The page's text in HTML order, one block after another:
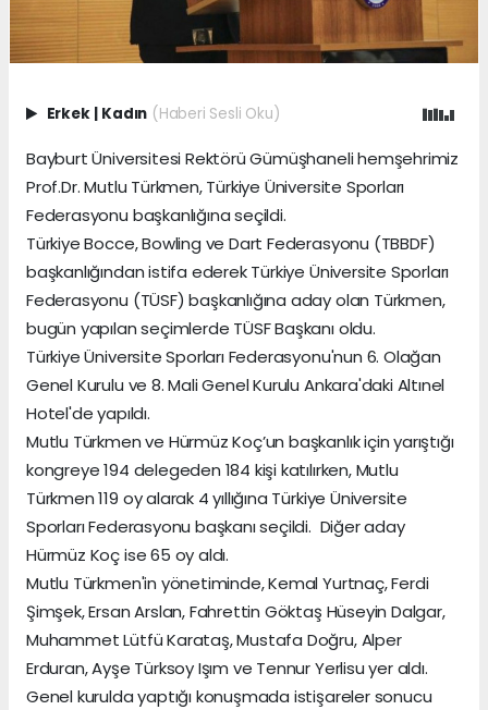
Erkek | Kadın (Haberi Sesli Oku)
Bayburt Üniversitesi Rektörü Gümüşhaneli hemşehrimiz
Prof.Dr. Mutlu Türkmen, Türkiye Üniversite Sporları
Federasyonu başkanlığına seçildi.
Türkiye Bocce, Bowling ve Dart Federasyonu (TBBDF)
başkanlığından istifa ederek Türkiye Üniversite Sporları
Federasyonu (TÜSF) başkanlığına aday olan Türkmen,
bugün yapılan seçimlerde TÜSF Başkanı oldu.
Türkiye Üniversite Sporları Federasyonu'nun 6. Olağan
Genel Kurulu ve 8. Mali Genel Kurulu Ankara'daki Altınel
Hotel'de yapıldı.
Mutlu Türkmen ve Hürmüz Koç’un başkanlık için yarıştığı
kongreye 194 delegeden 184 kişi katılırken, Mutlu
Türkmen 119 oy alarak 4 yıllığına Türkiye Üniversite
Sporları Federasyonu başkanı seçildi. Diğer aday
Hürmüz Koç ise 65 oy aldı.
Mutlu Türkmen'in yönetiminde, Kemal Yurtnaç, Ferdi
Şimşek, Ersan Arslan, Fahrettin Göktaş Hüseyin Dalgar,
Muhammet Lütfü Karataş, Mustafa Doğru, Alper
Erduran, Ayşe Türksoy Işım ve Tennur Yerlisu yer aldı.
Genel kurulda yaptığı konuşmada istişareler sonucu